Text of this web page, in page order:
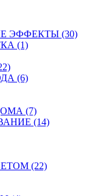
ЭФФЕКТЫ (30)
(1)
(6)
(7)
(14)
(22)